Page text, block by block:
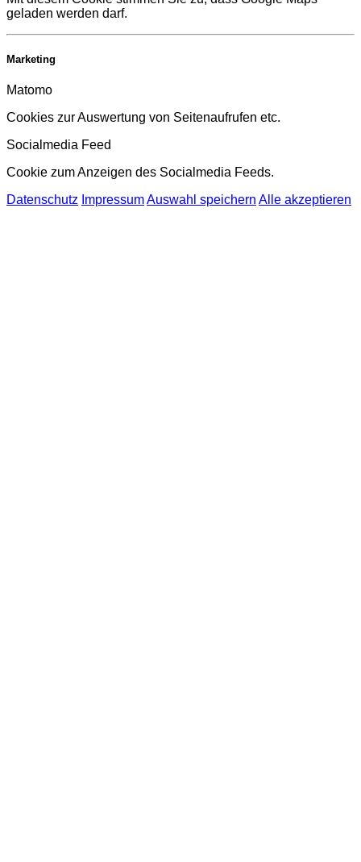
geladen werden darf.
Marketing
Matomo
Cookies zur Auswertung von Seitenaufrufen etc.
Socialmedia Feed
Cookie zum Anzeigen des Socialmedia Feeds.
Datenschutz ImpressumAuswahl speichern Alle akzeptieren